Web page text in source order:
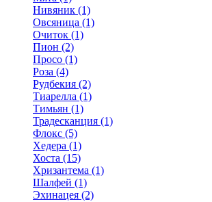
Нивяник (1)
Овсяница (1)
Очиток (1)
Пион (2)
Просо (1)
Роза (4)
Рудбекия (2)
Тиарелла (1)
Тимьян (1)
Традесканция (1)
Флокс (5)
Хедера (1)
Хоста (15)
Хризантема (1)
Шалфей (1)
Эхинацея (2)